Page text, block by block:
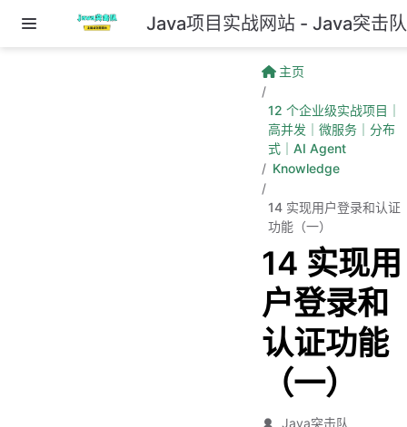
跳至主要內容 Java项目实战网站 - Java突击队
主页
12 个企业级实战项目｜
高并发｜微服务｜分布
式｜AI Agent
Knowledge
14 实现用户登录和认证
功能（一）
14 实现用
户登录和
认证功能
（一）
Java突击队